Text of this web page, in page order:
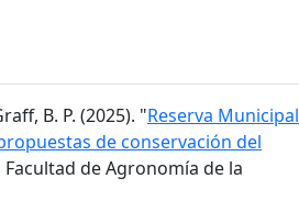
B. P. (2025). "Reserva Municipal
de conservación del
de Agronomía de la